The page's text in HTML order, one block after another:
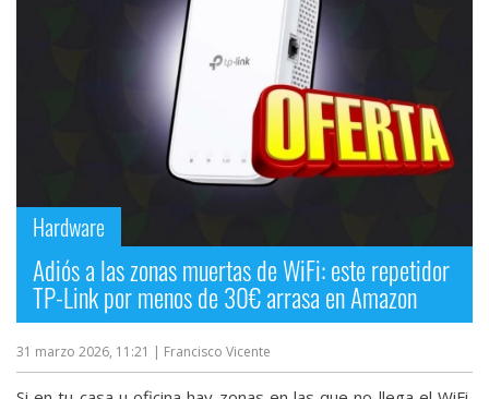
Hardware
Adiós a las zonas muertas de WiFi: este repetidor
TP-Link por menos de 30€ arrasa en Amazon
31 marzo 2026, 11:21 | Francisco Vicente